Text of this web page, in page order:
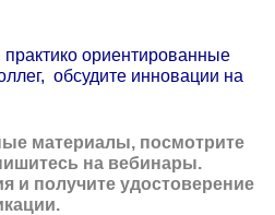
ориентированные
обсудите инновации на
материалы, посмотрите
на вебинары.
и получите удостоверение